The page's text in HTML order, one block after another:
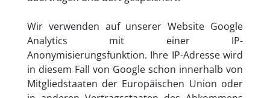
Wir verwenden auf unserer Website Google
Analytics mit einer IP-
Anonymisierungsfunktion. Ihre IP-Adresse wird
in diesem Fall von Google schon innerhalb von
Mitgliedstaaten der Europäischen Union oder